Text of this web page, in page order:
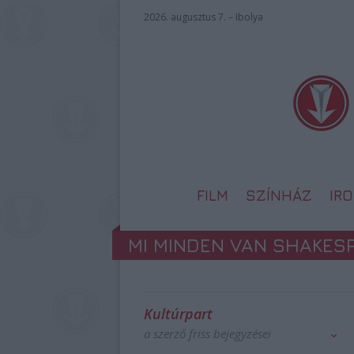
2026. augusztus 7. – Ibolya
FILM SZÍNHÁZ
MI MINDEN VAN
Kultúrpart
a szerző friss bejegyzései